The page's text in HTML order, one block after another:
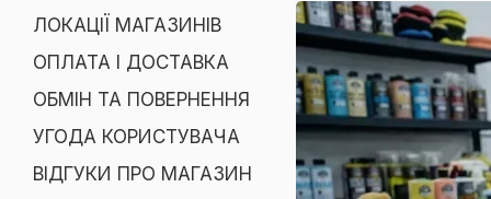
ЛОКАЦІЇ МАГАЗИНІВ
ОПЛАТА І ДОСТАВКА
ОБМІН ТА ПОВЕРНЕННЯ
УГОДА КОРИСТУВАЧА
ВІДГУКИ ПРО МАГАЗИН